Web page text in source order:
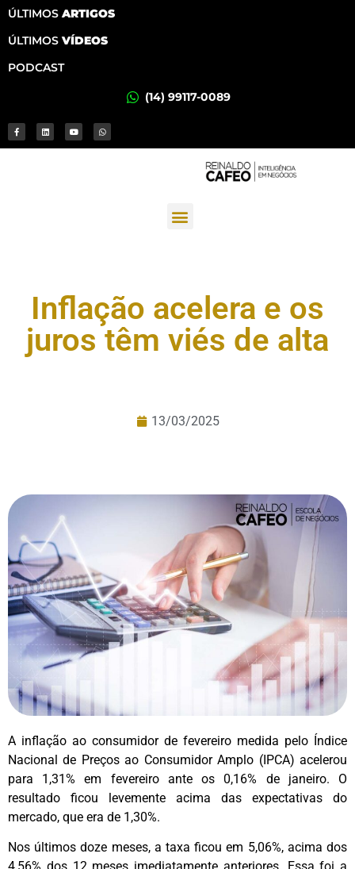
ÚLTIMOS ARTIGOS
ÚLTIMOS VÍDEOS
PODCAST
(14) 99117-0089
Inflação acelera e os
juros têm viés de alta
13/03/2025
A inflação ao consumidor de fevereiro medida pelo Índice
Nacional de Preços ao Consumidor Amplo (IPCA) acelerou
para 1,31% em fevereiro ante os 0,16% de janeiro. O
resultado ficou levemente acima das expectativas do
mercado, que era de 1,30%.
Nos últimos doze meses, a taxa ficou em 5,06%, acima dos